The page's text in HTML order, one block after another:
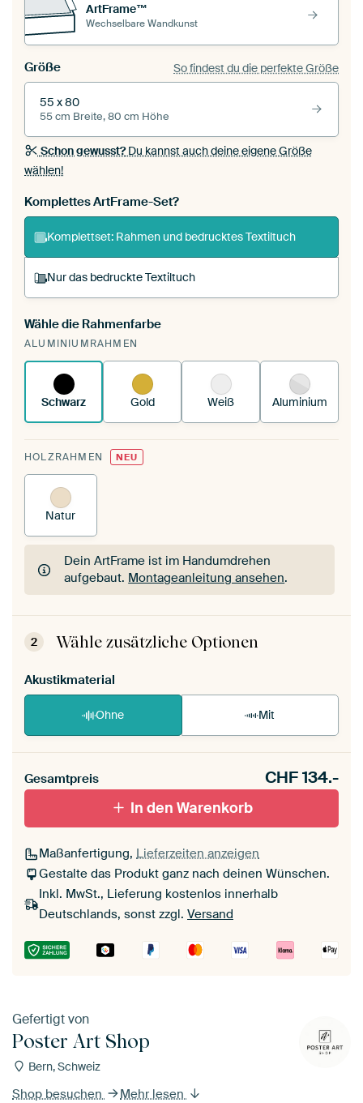
ArtFrame™
Wechselbare Wandkunst
Größe So findest du die perfekte Größe
55 x 80
55 cm Breite, 80 cm Höhe
Schon gewusst?Du kannst auch deine eigene Größe
wählen!
Komplettes ArtFrame-Set?
Komplettset: Rahmen und bedrucktes Textiltuch
Nur das bedruckte Textiltuch
Du spannst einen wechselbaren Textiltuch in
deinen vorhandenen ArtFrame™.
funktioniert es.
Wähle die Rahmenfarbe
ALUMINIUMRAHMEN
Schwarz Gold Weiß Aluminium
HOLZRAHMEN NEU
Natur
Dein ArtFrame ist im Handumdrehen
aufgebaut. Montageanleitung ansehen.
Dein ArtFrame ist im Handumdrehen
aufgebaut.Montageanleitung ansehen
2 Wähle zusätzliche Optionen
Akustikmaterial
Ohne Mit
Gesamtpreis CHF134.-
In den Warenkorb
Maßanfertigung, Lieferzeiten anzeigen
Gestalte das Produkt ganz nach deinen Wünschen.
Inkl. MwSt., Lieferung kostenlos innerhalb
Deutschlands, sonst zzgl. Versand
Gefertigt von
Poster Art Shop
Bern, Schweiz
Shop besuchen Mehr lesen